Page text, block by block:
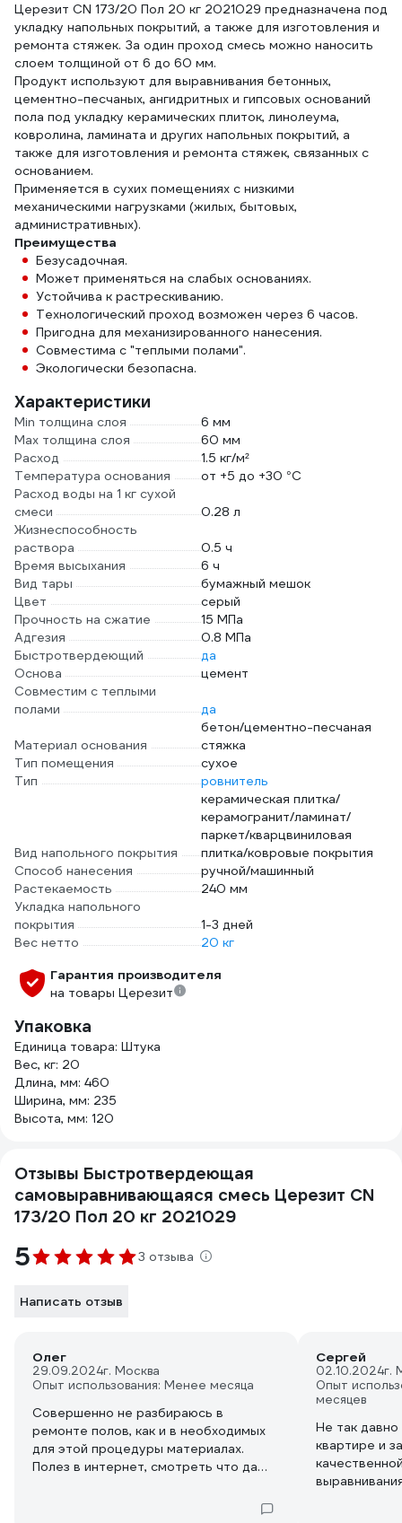
Церезит CN 173/20 Пол 20 кг 2021029 предназначена под
укладку напольных покрытий, а также для изготовления и
ремонта стяжек. За один проход смесь можно наносить
слоем толщиной от 6 до 60 мм.
Продукт используют для выравнивания бетонных,
цементно-песчаных, ангидритных и гипсовых оснований
пола под укладку керамических плиток, линолеума,
ковролина, ламината и других напольных покрытий, а
также для изготовления и ремонта стяжек, связанных с
основанием.
Применяется в сухих помещениях с низкими
механическими нагрузками (жилых, бытовых,
административных).
Преимущества
Безусадочная.
Может применяться на слабых основаниях.
Устойчива к растрескиванию.
Технологический проход возможен через 6 часов.
Пригодна для механизированного нанесения.
Совместима с "теплыми полами".
Экологически безопасна.
Характеристики
Min толщина слоя
6 мм
Max толщина слоя
60 мм
Расход
1.5 кг/м²
Температура основания
от +5 до +30 °С
Расход воды на 1 кг сухой
смеси
0.28 л
Жизнеспособность
раствора
0.5 ч
Время высыхания
6 ч
Вид тары
бумажный мешок
Цвет
серый
Прочность на сжатие
15 МПа
Адгезия
0.8 МПа
Быстротвердеющий
да
Основа
цемент
Совместим с теплыми
полами
да
Материал основания
бетон/цементно-песчаная
стяжка
Тип помещения
сухое
Тип
ровнитель
Вид напольного покрытия
керамическая плитка/
керамогранит/ламинат/
паркет/кварцвиниловая
плитка/ковровые покрытия
Способ нанесения
ручной/машинный
Растекаемость
240 мм
Укладка напольного
покрытия
1-3 дней
Вес нетто
20 кг
Гарантия производителя
на товары Церезит
Упаковка
Единица товара: Штука
Вес, кг: 20
Длина, мм: 460
Ширина, мм: 235
Высота, мм: 120
Отзывы Быстротвердеющая
самовыравнивающаяся смесь Церезит CN
173/20 Пол 20 кг 2021029
5 3 отзыва
Написать отзыв
Олег
29.09.2024г. Москва
Опыт использования: Менее месяца
Совершенно не разбираюсь в
ремонте полов, как и в необходимых
для этой процедуры материалах.
Полез в интернет, смотреть что да
Услышал много хвалебного про смесь
Сергей
02.10.2024г.
Опыт
месяцев
Не так
квартире и